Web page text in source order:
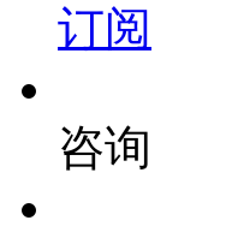
订阅
咨询